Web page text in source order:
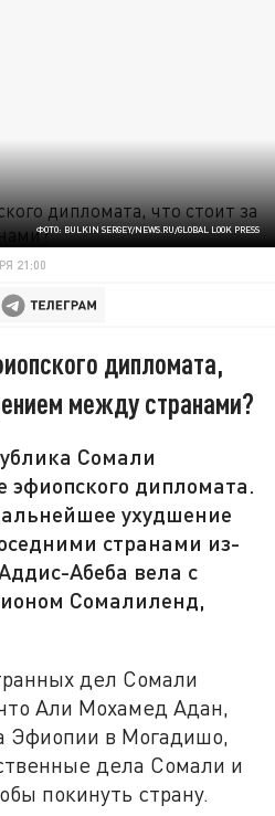
ФОТО: BULKIN SERGEY/NEWS.RU/GLOBAL LOOK PRESS
21:00
дипломата,
между странами?
Сомали
эфиопского дипломата.
ухудшение
странами из-
Абеба вела с
Сомалиленд,
дел Сомали
Али Мохамед Адан,
Эфиопии в Могадишо,
дела Сомали и
покинуть страну.